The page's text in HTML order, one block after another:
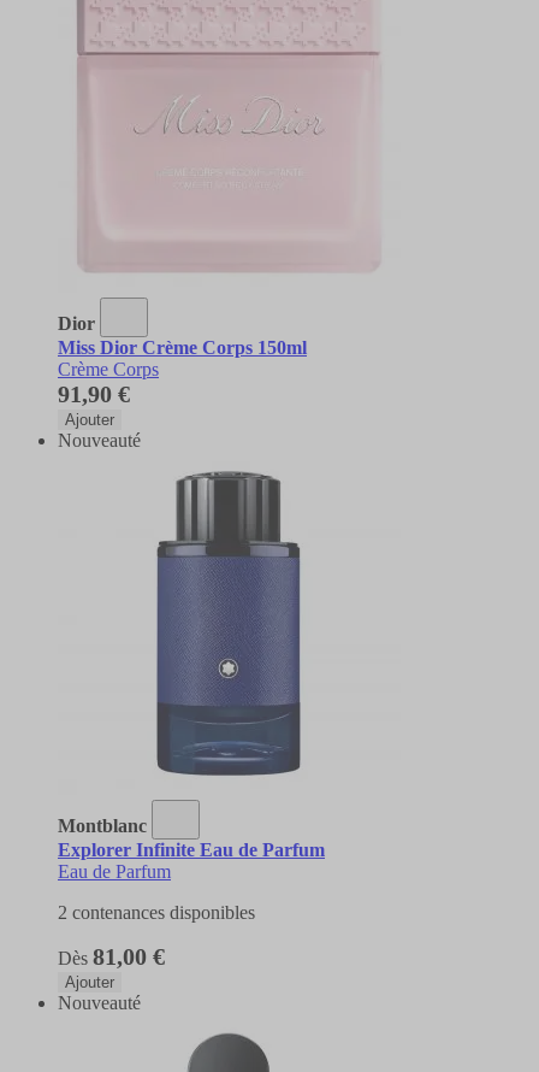
Dior
Miss Dior Crème Corps 150ml
Crème Corps
91,90 €
Ajouter
Nouveauté
Montblanc
Explorer Infinite Eau de Parfum
Eau de Parfum
2 contenances disponibles
Dès 81,00 €
Ajouter
Nouveauté